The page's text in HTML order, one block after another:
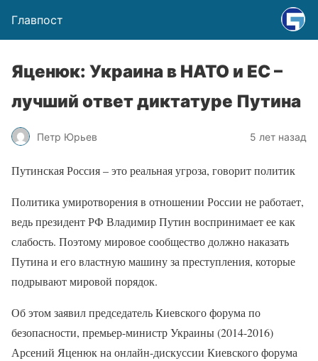
Главпост
Яценюк: Украина в НАТО и ЕС –
лучший ответ диктатуре Путина
Петр Юрьев 5 лет назад
Путинская Россия – это реальная угроза, говорит политик
Политика умиротворения в отношении России не работает,
ведь президент РФ Владимир Путин воспринимает ее как
слабость. Поэтому мировое сообщество должно наказать
Путина и его властную машину за преступления, которые
подрывают мировой порядок.
Об этом заявил председатель Киевского форума по
безопасности, премьер-министр Украины (2014-2016)
Арсений Яценюк на онлайн-дискуссии Киевского форума